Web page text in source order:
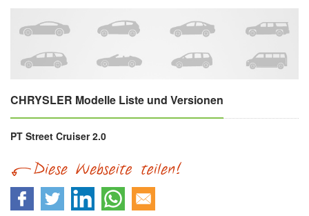
CHRYSLER Modelle Liste und Versionen
PT Street Cruiser 2.0